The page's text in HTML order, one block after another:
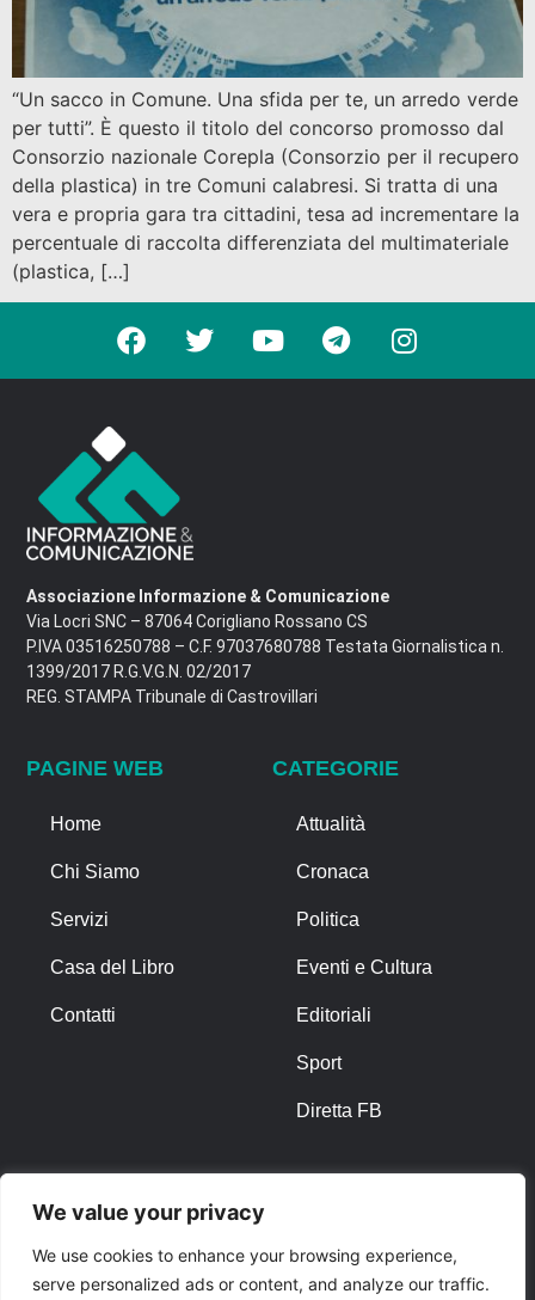
We value your privacy
We use cookies to enhance your browsing experience,
serve personalized ads or content, and analyze our traffic.
“Un sacco in Comune. Una sfida per te, un arredo verde
per tutti”. È questo il titolo del concorso promosso dal
Consorzio nazionale Corepla (Consorzio per il recupero
della plastica) in tre Comuni calabresi. Si tratta di una
vera e propria gara tra cittadini, tesa ad incrementare la
percentuale di raccolta differenziata del multimateriale
(plastica, […]
Associazione Informazione & Comunicazione
Via Locri SNC – 87064 Corigliano Rossano CS
P.IVA 03516250788 – C.F. 97037680788 Testata Giornalistica n.
1399/2017 R.G.V.G.N. 02/2017
REG. STAMPA Tribunale di Castrovillari
PAGINE WEB
Home
Chi Siamo
Servizi
Casa del Libro
Contatti
CATEGORIE
Attualità
Cronaca
Politica
Eventi e Cultura
Editoriali
Sport
Diretta FB
Privacy Policy